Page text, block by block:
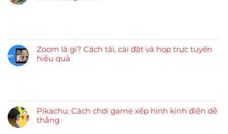
Zoom là gì? Cách tải, cài đặt và họp trực tuyến
hiệu quả
Pikachu: Cách chơi game xếp hình kinh điển dễ
thắng